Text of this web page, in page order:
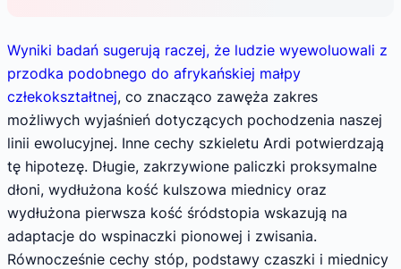
Wyniki badań sugerują raczej, że ludzie wyewoluowali z
przodka podobnego do afrykańskiej małpy
człekokształtnej, co znacząco zawęża zakres
możliwych wyjaśnień dotyczących pochodzenia naszej
linii ewolucyjnej. Inne cechy szkieletu Ardi potwierdzają
tę hipotezę. Długie, zakrzywione paliczki proksymalne
dłoni, wydłużona kość kulszowa miednicy oraz
wydłużona pierwsza kość śródstopia wskazują na
adaptacje do wspinaczki pionowej i zwisania.
Równocześnie cechy stóp, podstawy czaszki i miednicy